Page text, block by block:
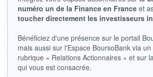
RENDEMENT
ESTIMÉ 2026
-
PER ESTIMÉ
2026
10,80
DERNIER
ÉCHANGE
20.11.25 / 22:00:00
ÉLIGIBILITÉ
numéro un de la Finance en France et
toucher directement les investisseurs
Bénéficiez d'une présence sur le portail
mais aussi sur l'Espace BoursoBank via
rubrique « Relations Actionnaires » et sur
qui vous est consacrée.